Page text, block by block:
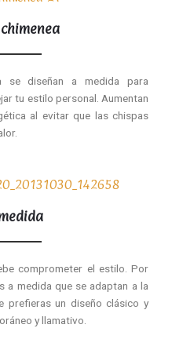
se diseñan a medida para
tu estilo personal. Aumentan
al evitar que las chispas
comprometer el estilo. Por
a medida que se adaptan a la
prefieras un diseño clásico y
y llamativo.